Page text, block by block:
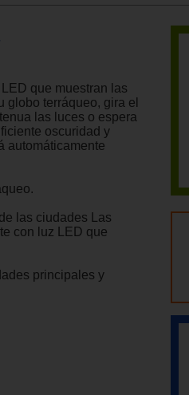
que muestran las
globo terráqueo, gira el
las luces o espera
oscuridad y
automáticamente
las ciudades Las
con luz LED que
principales y